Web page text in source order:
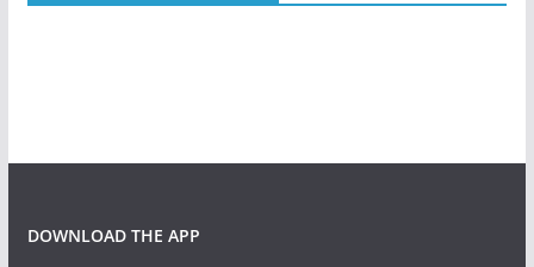
DOWNLOAD THE APP